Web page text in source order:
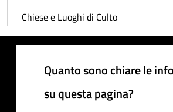
Chiese e Luoghi di Culto
Quanto sono chiare le
su questa pagina?